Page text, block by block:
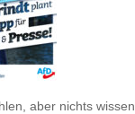
aber nichts wissen